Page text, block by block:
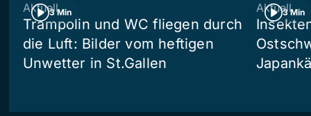
3 Min
Aktuell
Trampolin und WC fliegen durch
die Luft: Bilder vom heftigen
Unwetter in St.Gallen
3 Min
Aktuell